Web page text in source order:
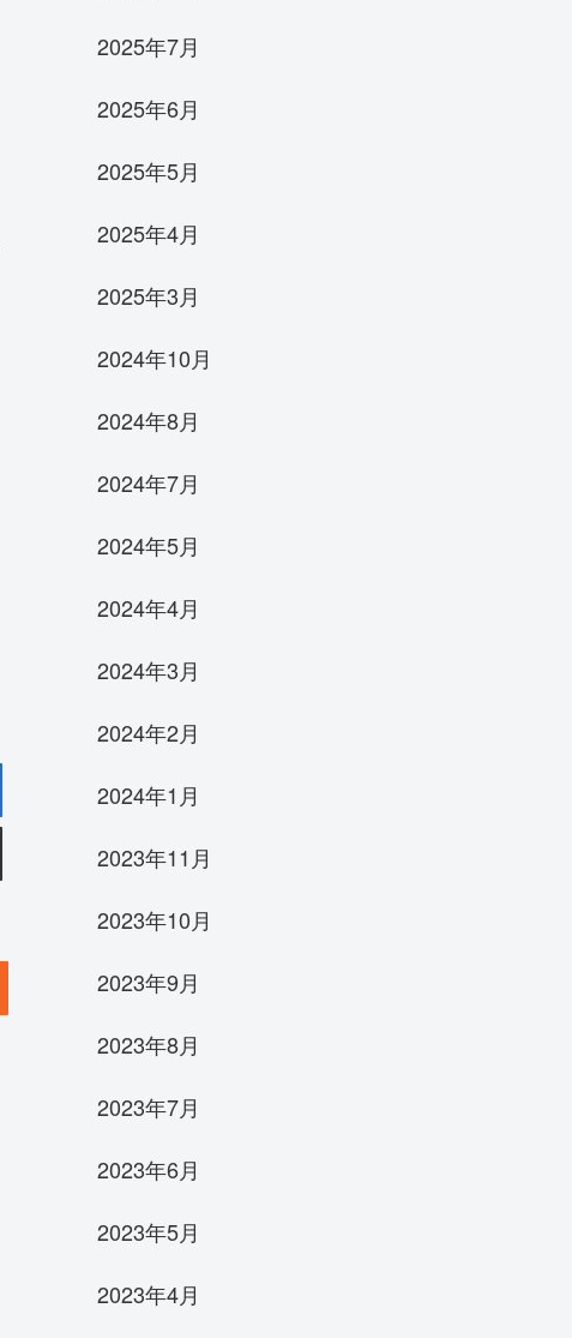
2025年7月
2025年6月
2025年5月
2025年4月
2025年3月
2024年10月
2024年8月
2024年7月
2024年5月
2024年4月
2024年3月
2024年2月
2024年1月
2023年11月
2023年10月
2023年9月
2023年8月
2023年7月
2023年6月
2023年5月
2023年4月